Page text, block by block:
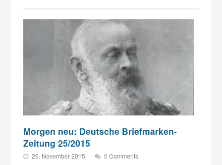
Morgen neu: Deutsche Briefmarken-
Zeitung 25/2015
26. November 2015 0 Comments